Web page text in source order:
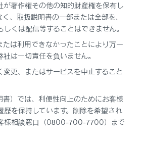
ページ
Park
を検知してブレーキをかける
追従走行する
が著作権その他の知的財産権を保有し
、取扱説明書の一部または全部を、
くは配信等することはできません。
たは利用できなかったことにより万一
は一切責任を負いません。
変更、またはサービスを中止すること
書）では、利便性向上のためにお客様
歴を保持しています。削除を希望され
様相談窓口（0800-700-7700）まで